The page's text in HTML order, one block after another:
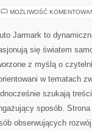
MOŻLIWOŚĆ
Jarmark to
się światem
z myślą o
w tematach
szukają
sposób.
obserwujących